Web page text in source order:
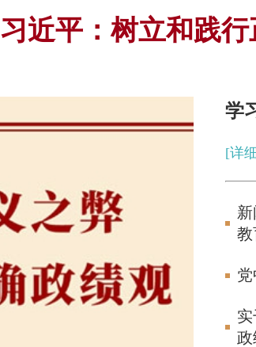
习近平：树立和践
学
[详
教
政